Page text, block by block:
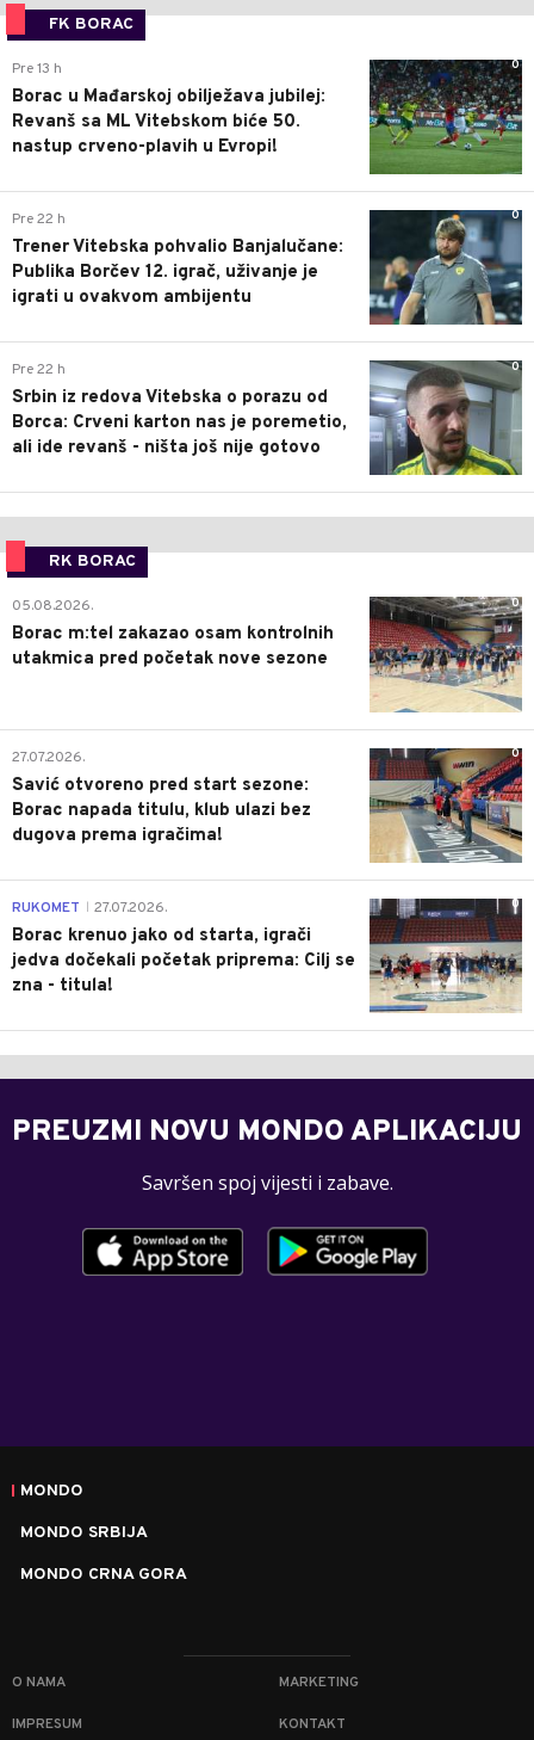
FK BORAC
0
Pre 13 h
Borac u Mađarskoj obilježava jubilej:
Revanš sa ML Vitebskom biće 50.
nastup crveno-plavih u Evropi!
0
Pre 22 h
Trener Vitebska pohvalio Banjalučane:
Publika Borčev 12. igrač, uživanje je
igrati u ovakvom ambijentu
0
Pre 22 h
Srbin iz redova Vitebska o porazu od
Borca: Crveni karton nas je poremetio,
ali ide revanš - ništa još nije gotovo
RK BORAC
0
05.08.2026.
Borac m:tel zakazao osam kontrolnih
utakmica pred početak nove sezone
0
27.07.2026.
Savić otvoreno pred start sezone:
Borac napada titulu, klub ulazi bez
dugova prema igračima!
0
RUKOMET 27.07.2026.
Borac krenuo jako od starta, igrači
jedva dočekali početak priprema: Cilj se
zna - titula!
PREUZMI NOVU MONDO APLIKACIJU
Savršen spoj vijesti i zabave.
MONDO
MONDO SRBIJA
MONDO CRNA GORA
O NAMA MARKETING
IMPRESUM KONTAKT